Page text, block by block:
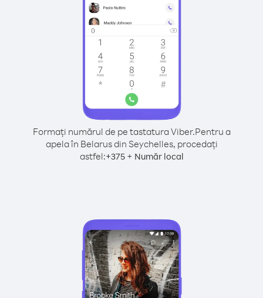
Formați numărul de pe tastatura Viber.Pentru a
apela în Belarus din Seychelles, procedați
astfel:+375+ Număr local